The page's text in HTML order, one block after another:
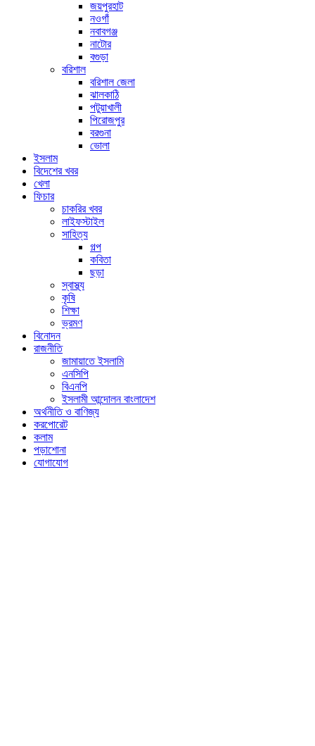
জয়পুরহাট
নওগাঁ
নবাবগঞ্জ
নাটোর
বগুড়া
বরিশাল
বরিশাল জেলা
ঝালকাঠি
পটুয়াখালী
পিরোজপুর
বরগুনা
ভোলা
ইসলাম
বিদেশের খবর
খেলা
ফিচার
চাকরির খবর
লাইফস্টাইল
সাহিত্য
গল্প
কবিতা
ছড়া
স্বাস্থ্য
কৃষি
শিক্ষা
ভ্রমণ
বিনোদন
রাজনীতি
জামায়াতে ইসলামি
এনসিপি
বিএনপি
ইসলামী আন্দোলন বাংলাদেশ
অর্থনীতি ও বাণিজ্য
করপোরেট
কলাম
পড়াশোনা
যোগাযোগ